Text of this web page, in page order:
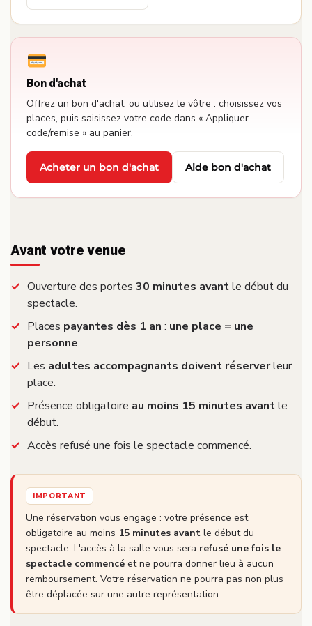
Bon d'achat
Offrez un bon d'achat, ou utilisez le vôtre : choisissez vos
places, puis saisissez votre code dans « Appliquer
code/remise » au panier.
Acheter un bon d'achat
·
Aide bon d'achat
Avant votre venue
Ouverture des portes 30 minutes avantle début du
spectacle.
Places payantes dès 1 an : une place = une
personne.
Les adultes accompagnants doivent réserverleur
place.
Présence obligatoire au moins 15 minutes avantle
début.
Accès refusé une fois le spectacle commencé.
IMPORTANT
Une réservation vous engage : votre présence est
obligatoire au moins 15 minutes avant le début du
spectacle. L'accès à la salle vous sera refusé une fois le
spectacle commencé et ne pourra donner lieu à aucun
remboursement. Votre réservation ne pourra pas non plus
être déplacée sur une autre représentation.